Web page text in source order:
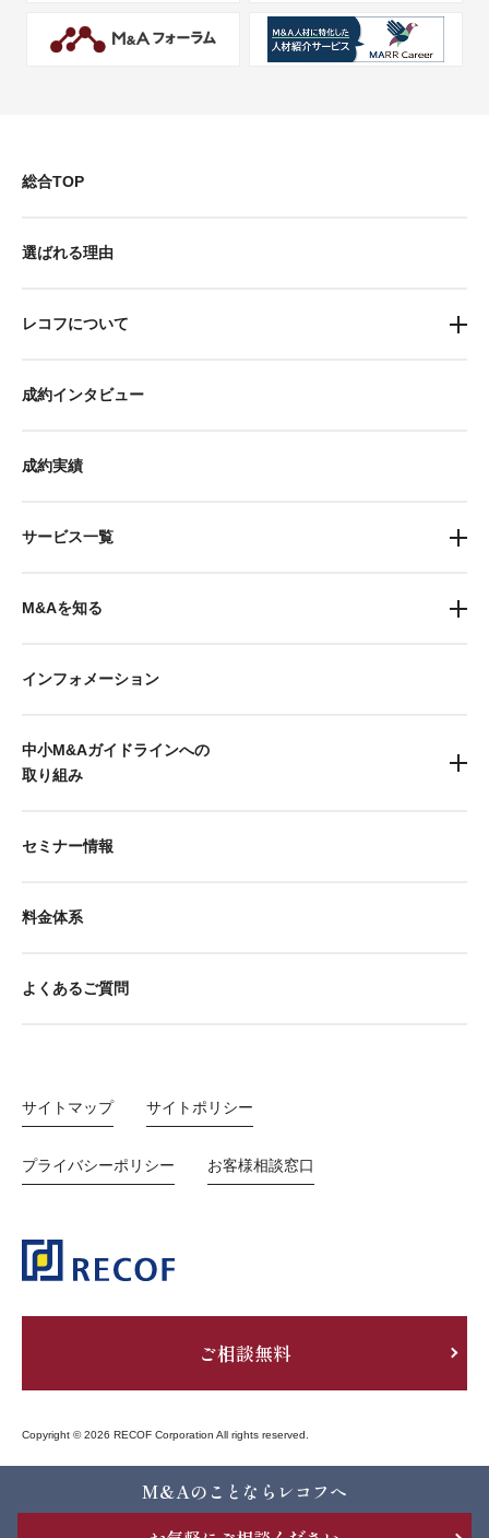
総合TOP
選ばれる理由
レコフについて
成約インタビュー
成約実績
サービス一覧
M&Aを知る
インフォメーション
中小M&Aガイドラインへの
取り組み
セミナー情報
料金体系
よくあるご質問
サイトマップ サイトポリシー
プライバシーポリシー お客様相談窓口
ご相談無料
Copyright © 2026 RECOF Corporation All rights reserved.
M&Aのことならレコフへ